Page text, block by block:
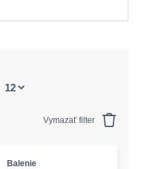
Vymazať filter
Balenie